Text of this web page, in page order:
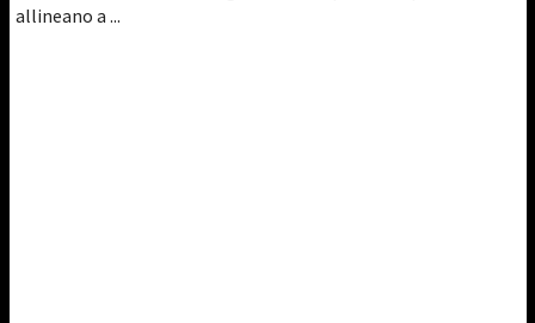
allineano a ...